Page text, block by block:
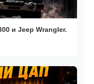
и Jeep Wrangler.